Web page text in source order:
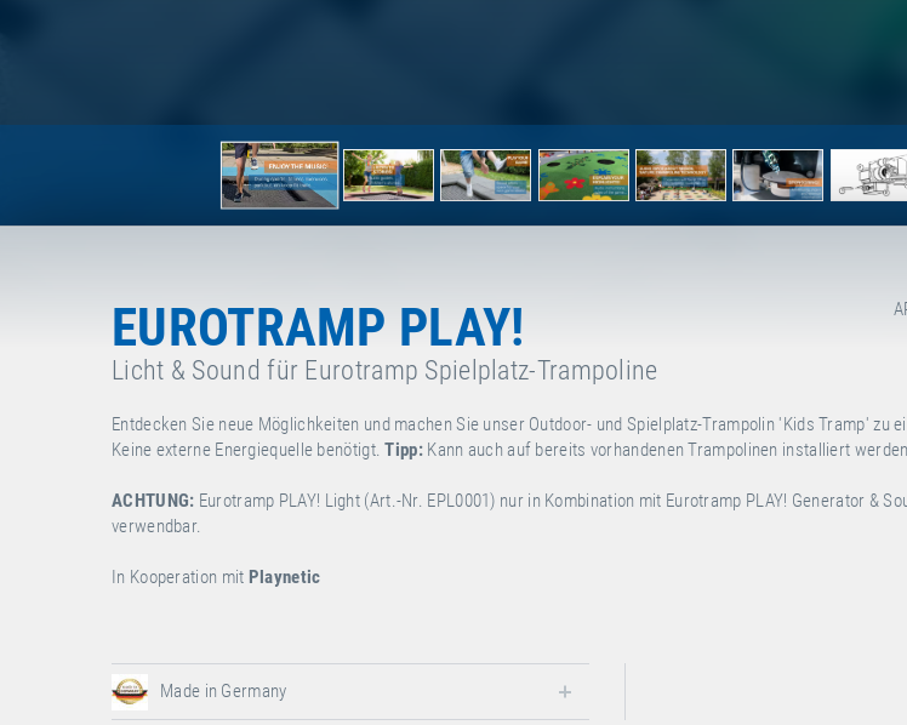
EUROTRAMP PLAY!
Licht & Sound für Eurotramp Spielplatz-Trampoline
Entdecken Sie neue Möglichkeiten und machen Sie unser Outdoor- und Spielplatz-Trampolin 'Kids Tramp' zu
Keine externe Energiequelle benötigt.Tipp:Kann auch auf bereits vorhandenen Trampolinen installiert
ACHTUNG: Eurotramp PLAY! Light (Art.-Nr. EPL0001) nur in Kombination mit Eurotramp PLAY! Generator &
verwendbar.
In Kooperation mit Playnetic
Made in Germany